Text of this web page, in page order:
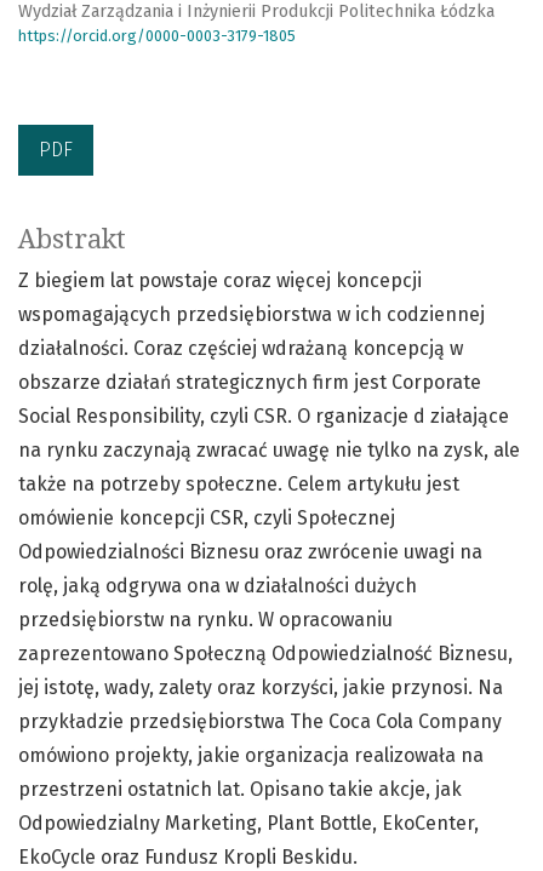
Wydział Zarządzania i Inżynierii Produkcji Politechnika Łódzka
https://orcid.org/0000-0003-3179-1805
PDF
Abstrakt
Z biegiem lat powstaje coraz więcej koncepcji
wspomagających przedsiębiorstwa w ich codziennej
działalności. Coraz częściej wdrażaną koncepcją w
obszarze działań strategicznych firm jest Corporate
Social Responsibility, czyli CSR. O rganizacje d ziałające
na rynku zaczynają zwracać uwagę nie tylko na zysk, ale
także na potrzeby społeczne. Celem artykułu jest
omówienie koncepcji CSR, czyli Społecznej
Odpowiedzialności Biznesu oraz zwrócenie uwagi na
rolę, jaką odgrywa ona w działalności dużych
przedsiębiorstw na rynku. W opracowaniu
zaprezentowano Społeczną Odpowiedzialność Biznesu,
jej istotę, wady, zalety oraz korzyści, jakie przynosi. Na
przykładzie przedsiębiorstwa The Coca Cola Company
omówiono projekty, jakie organizacja realizowała na
przestrzeni ostatnich lat. Opisano takie akcje, jak
Odpowiedzialny Marketing, Plant Bottle, EkoCenter,
EkoCycle oraz Fundusz Kropli Beskidu.